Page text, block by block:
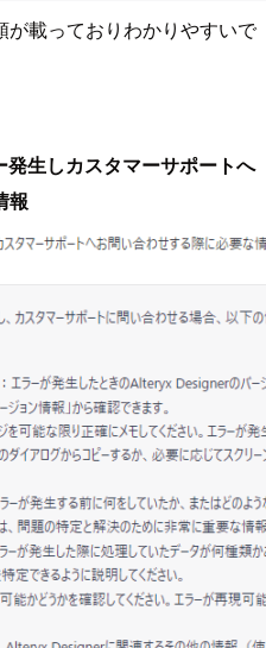
載っておりわかりやすいで
生しカスタマーサポートへ
報